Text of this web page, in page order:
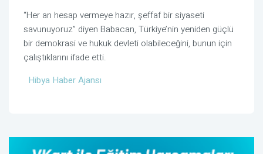
“Her an hesap vermeye hazır, şeffaf bir siyaseti
savunuyoruz” diyen Babacan, Türkiye’nin yeniden güçlü
bir demokrasi ve hukuk devleti olabileceğini, bunun için
çalıştıklarını ifade etti.
Hibya Haber Ajansı